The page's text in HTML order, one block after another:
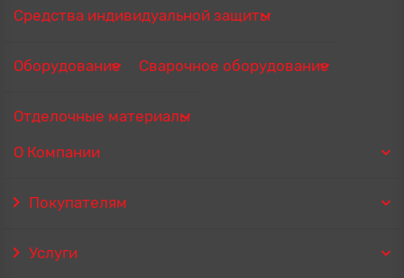
Средства индивидуальной защиты
Оборудование Сварочное оборудование
Отделочные материалы
О Компании
Покупателям
Услуги